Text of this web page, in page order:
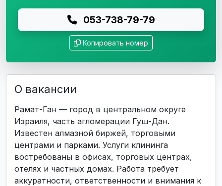
053-738-79-79
Копировать номер
О вакансии
Рамат-Ган — город в центральном округе
Израиля, часть агломерации Гуш-Дан.
Известен алмазной биржей, торговыми
центрами и парками. Услуги клининга
востребованы в офисах, торговых центрах,
отелях и частных домах. Работа требует
аккуратности, ответственности и внимания к